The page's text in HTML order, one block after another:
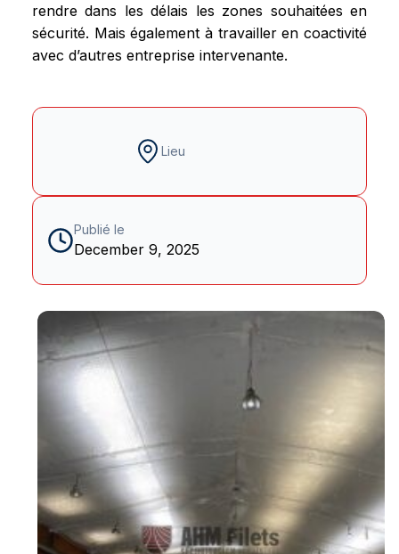
rendre dans les délais les zones souhaitées en
sécurité. Mais également à travailler en coactivité
avec d’autres entreprise intervenante.
Lieu
Publié le
December 9, 2025